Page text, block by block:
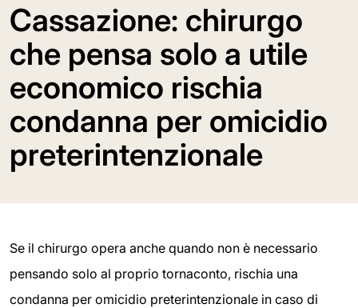
Cassazione: chirurgo
che pensa solo a utile
economico rischia
condanna per omicidio
preterintenzionale
Se il chirurgo opera anche quando non è necessario
pensando solo al proprio tornaconto, rischia una
condanna per omicidio preterintenzionale in caso di